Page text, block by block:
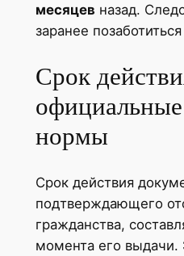
месяцев назад.
заранее
Срок
нормы
Срок действия
подтверждающего
гражданства,
момента его